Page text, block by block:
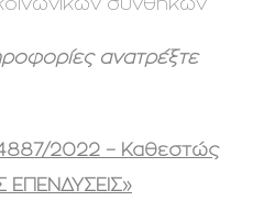
συνθηκών
ανατρέξτε
2022 – Καθεστώς
ΕΠΕΝΔΥΣΕΙΣ»